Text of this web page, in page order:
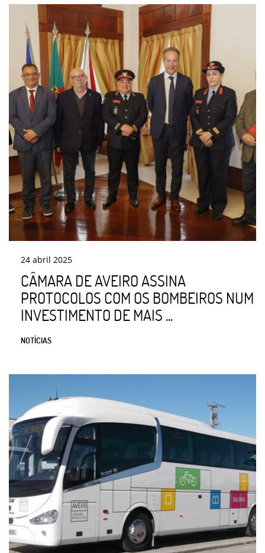
24 abril 2025
CÂMARA DE AVEIRO ASSINA
PROTOCOLOS COM OS BOMBEIROS NUM
INVESTIMENTO DE MAIS ...
NOTÍCIAS